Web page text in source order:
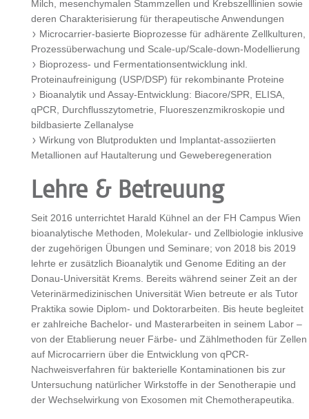
Milch, mesenchymalen Stammzellen und Krebszelllinien sowie
deren Charakterisierung für therapeutische Anwendungen
Microcarrier-basierte Bioprozesse für adhärente Zellkulturen,
Prozessüberwachung und Scale-up/Scale-down-Modellierung
Bioprozess- und Fermentationsentwicklung inkl.
Proteinaufreinigung (USP/DSP) für rekombinante Proteine
Bioanalytik und Assay-Entwicklung: Biacore/SPR, ELISA,
qPCR, Durchflusszytometrie, Fluoreszenzmikroskopie und
bildbasierte Zellanalyse
Wirkung von Blutprodukten und Implantat-assoziierten
Metallionen auf Hautalterung und Geweberegeneration
Lehre & Betreuung
Seit 2016 unterrichtet Harald Kühnel an der FH Campus Wien
bioanalytische Methoden, Molekular- und Zellbiologie inklusive
der zugehörigen Übungen und Seminare; von 2018 bis 2019
lehrte er zusätzlich Bioanalytik und Genome Editing an der
Donau-Universität Krems. Bereits während seiner Zeit an der
Veterinärmedizinischen Universität Wien betreute er als Tutor
Praktika sowie Diplom- und Doktorarbeiten. Bis heute begleitet
er zahlreiche Bachelor- und Masterarbeiten in seinem Labor –
von der Etablierung neuer Färbe- und Zählmethoden für Zellen
auf Microcarriern über die Entwicklung von qPCR-
Nachweisverfahren für bakterielle Kontaminationen bis zur
Untersuchung natürlicher Wirkstoffe in der Senotherapie und
der Wechselwirkung von Exosomen mit Chemotherapeutika.